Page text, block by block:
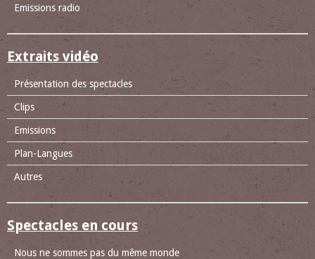
Emissions radio
Extraits vidéo
Présentation des spectacles
Clips
Emissions
Plan-Langues
Autres
Spectacles en cours
Nous ne sommes pas du même monde